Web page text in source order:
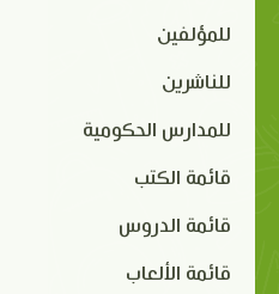
للمؤلفين
للناشرين
للمدارس الحكومية
قائمة الكتب
قائمة الدروس
قائمة الألعاب